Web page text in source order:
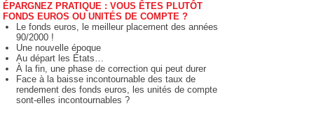
ÉPARGNEZ PRATIQUE : VOUS ÊTES PLUTÔT
FONDS EUROS OU UNITÉS DE COMPTE ?
Le fonds euros, le meilleur placement des années
90/2000 !
Une nouvelle époque
Au départ les États…
À la fin, une phase de correction qui peut durer
Face à la baisse incontournable des taux de
rendement des fonds euros, les unités de compte
sont-elles incontournables ?